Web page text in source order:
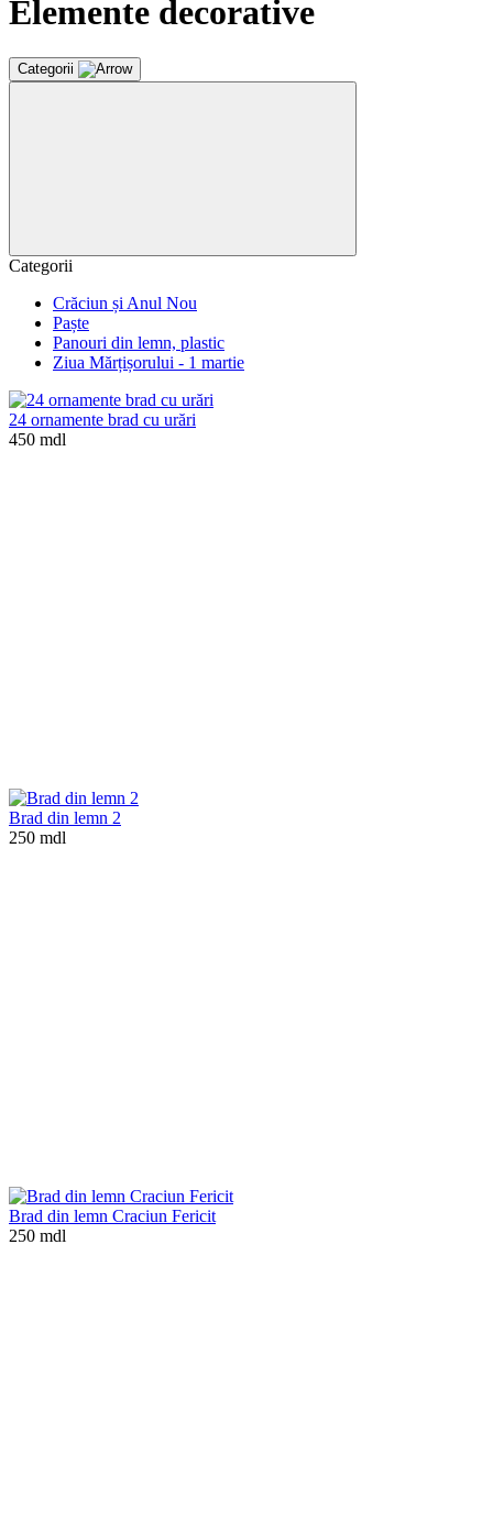
Elemente decorative
Categorii
Categorii
Crăciun și Anul Nou
Paște
Panouri din lemn, plastic
Ziua Mărțișorului - 1 martie
24 ornamente brad cu urări
450 mdl
Brad din lemn 2
250 mdl
Brad din lemn Craciun Fericit
250 mdl